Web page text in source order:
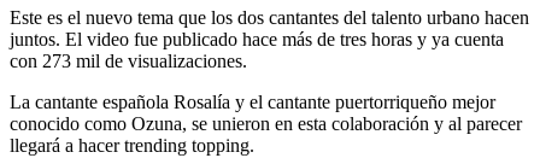
Este es el nuevo tema que los dos cantantes del talento urbano hacen
juntos. El video fue publicado hace más de tres horas y ya cuenta
con 273 mil de visualizaciones.
La cantante española Rosalía y el cantante puertorriqueño mejor
conocido como Ozuna, se unieron en esta colaboración y al parecer
llegará a hacer trending topping.